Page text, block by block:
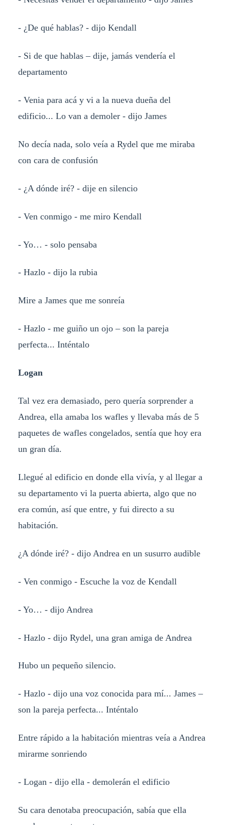
- ¿De qué hablas? - dijo Kendall
- Si de que hablas – dije, jamás vendería el
departamento
- Venia para acá y vi a la nueva dueña del
edificio... Lo van a demoler - dijo James
No decía nada, solo veía a Rydel que me miraba
con cara de confusión
- ¿A dónde iré? - dije en silencio
- Ven conmigo - me miro Kendall
- Yo… - solo pensaba
- Hazlo - dijo la rubia
Mire a James que me sonreía
- Hazlo - me guiño un ojo – son la pareja
perfecta... Inténtalo
Logan
Tal vez era demasiado, pero quería sorprender a
Andrea, ella amaba los wafles y llevaba más de 5
paquetes de wafles congelados, sentía que hoy era
un gran día.
Llegué al edificio en donde ella vivía, y al llegar a
su departamento vi la puerta abierta, algo que no
era común, así que entre, y fui directo a su
habitación.
¿A dónde iré? - dijo Andrea en un susurro audible
- Ven conmigo - Escuche la voz de Kendall
- Yo… - dijo Andrea
- Hazlo - dijo Rydel, una gran amiga de Andrea
Hubo un pequeño silencio.
- Hazlo - dijo una voz conocida para mí... James –
son la pareja perfecta... Inténtalo
Entre rápido a la habitación mientras veía a Andrea
mirarme sonriendo
- Logan - dijo ella - demolerán el edificio
Su cara denotaba preocupación, sabía que ella